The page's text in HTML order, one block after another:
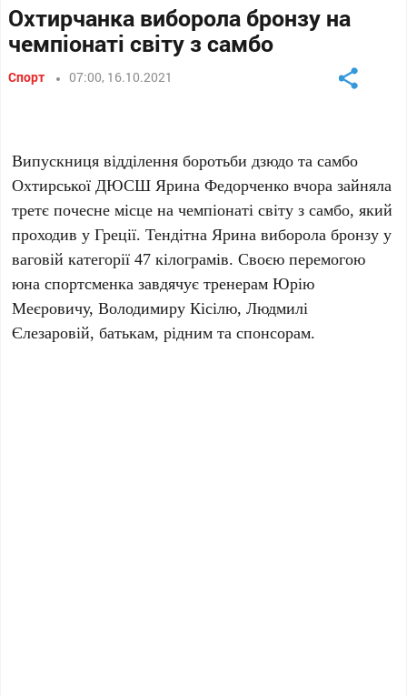
Охтирчанка виборола бронзу на
чемпіонаті світу з самбо
Спорт 07:00, 16.10.2021
Випускниця відділення боротьби дзюдо та самбо
Охтирської ДЮСШ Ярина Федорченко вчора зайняла
третє почесне місце на чемпіонаті світу з самбо, який
проходив у Греції. Тендітна Ярина виборола бронзу у
ваговій категорії 47 кілограмів. Своєю перемогою
юна спортсменка завдячує тренерам Юрію
Меєровичу, Володимиру Кісілю, Людмилі
Єлезаровій, батькам, рідним та спонсорам.